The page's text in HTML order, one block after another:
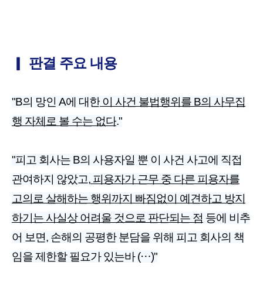
▎ 판결 주요 내용
"B의 망인 A에 대한 이 사건 불법행위를 B의 사무집
행 자체로 볼 수는 없다."
"피고 회사는 B의 사용자일 뿐 이 사건 사고에 직접
관여하지 않았고, 피용자가 근무 중 다른 피용자를
고의로 살해하는 행위까지 빠짐없이 예견하고 방지
하기는 사실상 어려울 것으로 판단되는 점 등에 비추
어 보면, 손해의 공평한 분담을 위해 피고 회사의 책
임을 제한할 필요가 있는바 (⋯)"